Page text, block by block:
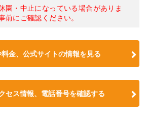
園・中止になっている場合がありま
にご確認ください。
金、公式サイトの情報を見る
セス情報、電話番号を確認する